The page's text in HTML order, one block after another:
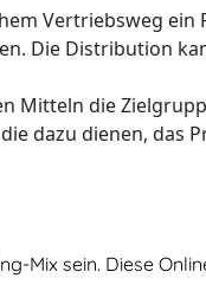
Vertriebsweg ein
Die Distribution
Mitteln die
dazu dienen, das
Mix sein. Diese